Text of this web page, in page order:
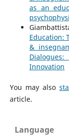
as an
Education:
&
Innovation
You may also
article.
Language